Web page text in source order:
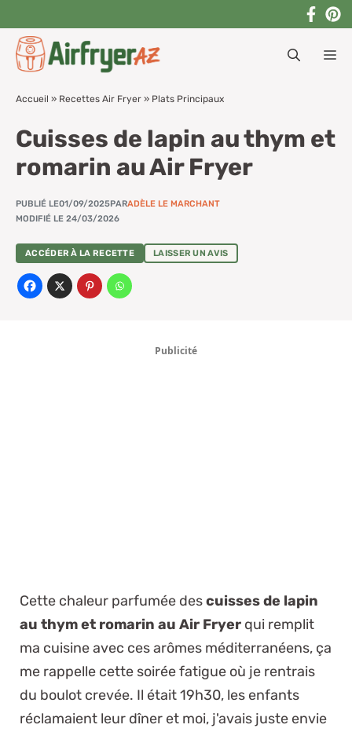
contenu
Accueil » Recettes Air Fryer » Plats Principaux
Cuisses de lapin au thym et
romarin au Air Fryer
PUBLIÉ LE01/09/2025PARADÈLE LE MARCHANT
MODIFIÉ LE 24/03/2026
ACCÉDER À LA RECETTE LAISSER UN AVIS
Publicité
Cette chaleur parfumée descuisses de lapin
au thym et romarin au Air Fryer qui remplit
ma cuisine avec ces arômes méditerranéens, ça
me rappelle cette soirée fatigue où je rentrais
du boulot crevée. Il était 19h30, les enfants
réclamaient leur dîner et moi, j'avais juste envie